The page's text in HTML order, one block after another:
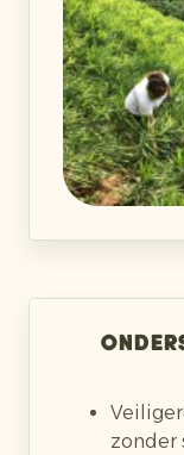
zonder